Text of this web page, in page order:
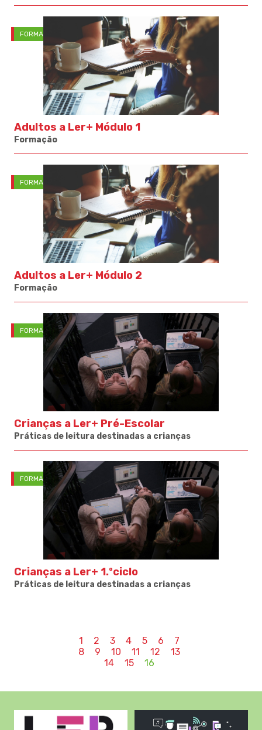
FORMAÇÃO
Adultos a Ler+ Módulo 1
Formação
FORMAÇÃO
Adultos a Ler+ Módulo 2
Formação
FORMAÇÃO
Crianças a Ler+ Pré-Escolar
Práticas de leitura destinadas a crianças
FORMAÇÃO
Crianças a Ler+ 1.ºciclo
Práticas de leitura destinadas a crianças
1 2 3 4 5 6
7
8
9 10 11 12
13
14
15 16